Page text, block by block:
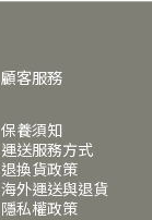
顧客服務
保養須知
運送服務方式
退換貨政策
海外運送與退貨
隱私權政策